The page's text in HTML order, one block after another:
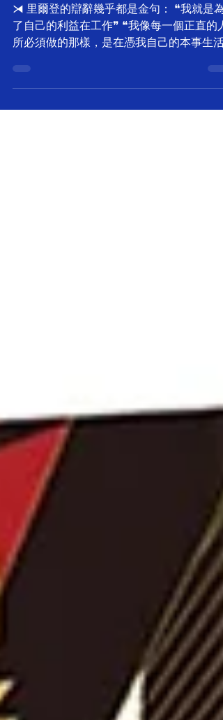
⧕ 里爾登的辯辭幾乎都是金句： ❝我就是為
了自己的利益在工作❞ ❝我像每一個正直的人
所必須做的那樣，是在憑我自己的本事生活❞
的成功而道歉，我拒絕因為我有錢而道歉。
如這是罪惡，那就隨便吧。❞...